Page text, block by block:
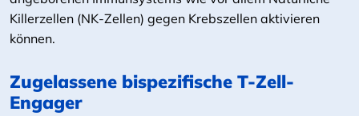
Killerzellen (NK-Zellen) gegen Krebszellen aktivieren
können.
Zugelassene bispezifische T-Zell-
Engager